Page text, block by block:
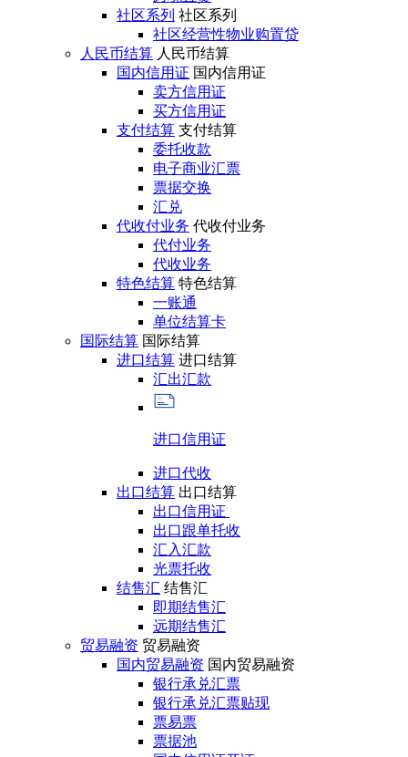
社区系列 社区系列
社区经营性物业购置贷
人民币结算 人民币结算
国内信用证 国内信用证
卖方信用证
买方信用证
支付结算 支付结算
委托收款
电子商业汇票
票据交换
汇兑
代收付业务 代收付业务
代付业务
代收业务
特色结算 特色结算
一账通
单位结算卡
国际结算 国际结算
进口结算 进口结算
汇出汇款
进口信用证
进口代收
出口结算 出口结算
出口信用证
出口跟单托收
汇入汇款
光票托收
结售汇 结售汇
即期结售汇
远期结售汇
贸易融资 贸易融资
国内贸易融资 国内贸易融资
银行承兑汇票
银行承兑汇票贴现
票易票
票据池